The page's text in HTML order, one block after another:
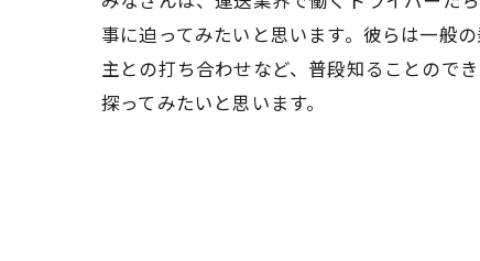
事に迫ってみたいと思います。彼らは一般
主との打ち合わせなど、普段知ることので
探ってみたいと思います。